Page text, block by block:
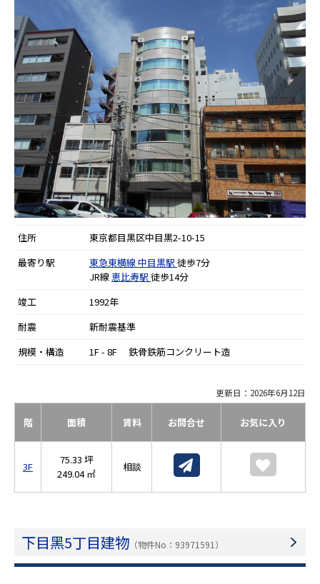
住所
東京都目黒区中目黒2-10-15
最寄り駅
東急東横線中目黒駅 徒歩7分
JR線 恵比寿駅 徒歩14分
竣工
1992年
耐震
新耐震基準
規模・構造
1F - 8F 鉄骨鉄筋コンクリート造
更新日：2026年6月12日
階 面積 賃料 お問合せ お気に入り
3F
75.33 坪
249.04 ㎡
相談
下⽬⿊5丁⽬建物 （物件No：93971591）